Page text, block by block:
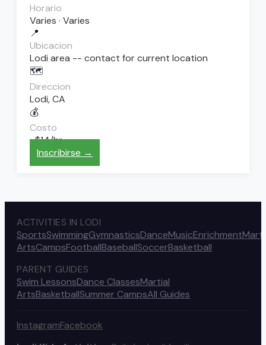
Horario
Varies · Varies
📍
Ubicacion
Lodi area -- contact for current location
🗺️
Direccion
Lodi, CA
💰
Costo
~$14/hr
Inscribirse →
ACTIVITIES IN LODI
SportsSwimmingGymnasticsDanceMusicEnrichment
ArtsCampsFootballBaseballSoccerBasketball
PARENT GUIDES
Swim LessonsDance ClassesMartial
ArtsBasketballSummer CampsAll Guides
InstagramFacebook